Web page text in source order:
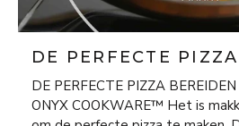
DE PERFECTE PIZZA
DE PERFECTE PIZZA
ONYX COOKWARE™ Het is